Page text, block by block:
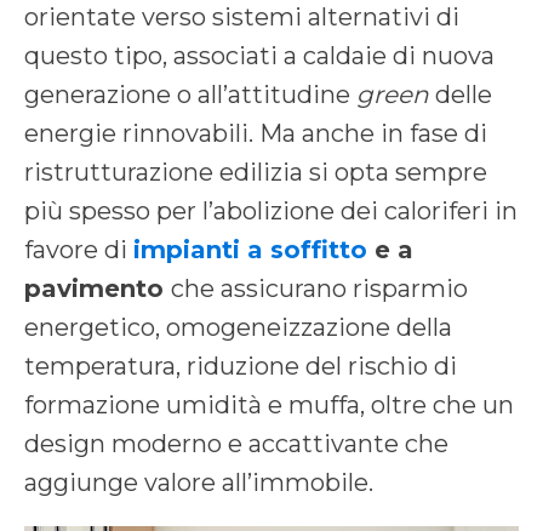
orientate verso sistemi alternativi di
questo tipo, associati a caldaie di nuova
generazione o all’attitudine green delle
energie rinnovabili. Ma anche in fase di
ristrutturazione edilizia si opta sempre
più spesso per l’abolizione dei caloriferi in
favore di impianti a soffitto e a
pavimento che assicurano risparmio
energetico, omogeneizzazione della
temperatura, riduzione del rischio di
formazione umidità e muffa, oltre che un
design moderno e accattivante che
aggiunge valore all’immobile.